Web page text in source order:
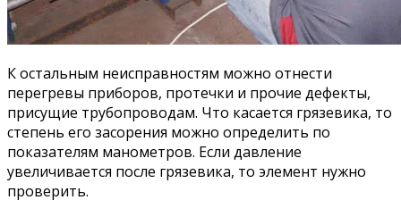
К остальным неисправностям можно отнести
перегревы приборов, протечки и прочие дефекты,
присущие трубопроводам. Что касается грязевика, то
степень его засорения можно определить по
показателям манометров. Если давление
увеличивается после грязевика, то элемент нужно
проверить.